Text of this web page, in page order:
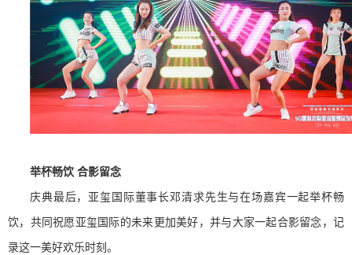
举杯畅饮 合影留念
庆典最后，亚玺国际董事长邓清求先生与在场嘉宾一起举杯畅
饮，共同祝愿亚玺国际的未来更加美好，并与大家一起合影留念，记
录这一美好欢乐时刻。